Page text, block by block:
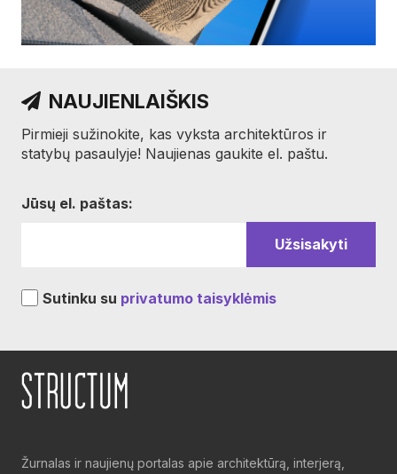
NAUJIENLAIŠKIS
Pirmieji sužinokite, kas vyksta architektūros ir
statybų pasaulyje! Naujienas gaukite el. paštu.
Jūsų el. paštas:
Sutinku su privatumo taisyklėmis
Žurnalas ir naujienų portalas apie architektūrą, interjerą,